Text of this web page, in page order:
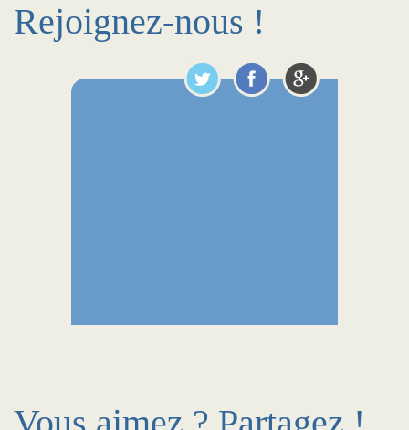
Rejoignez-nous !